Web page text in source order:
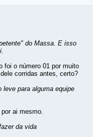
do Massa. E isso
foi o número 01 por muito
corridas antes, certo?
para alguma equipe
ai mesmo.
da vida